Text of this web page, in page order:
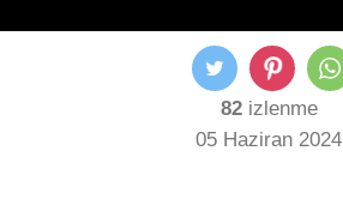
82izlenme
05 Haziran 2024